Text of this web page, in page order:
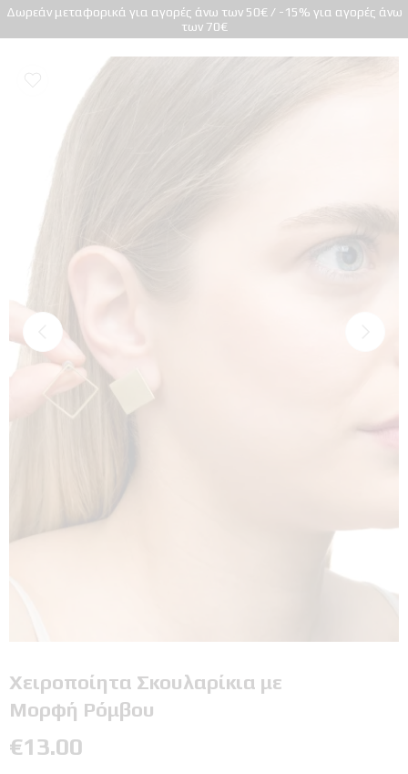
Δωρεάν μεταφορικά για αγορές άνω των 50€ / -15% για αγορές άνω
των 70€
Χειροποίητα Σκουλαρίκια με
Μορφή Ρόμβου
€13.00